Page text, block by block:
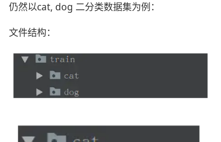
仍然以cat, dog 二分类数据集为例：
文件结构：